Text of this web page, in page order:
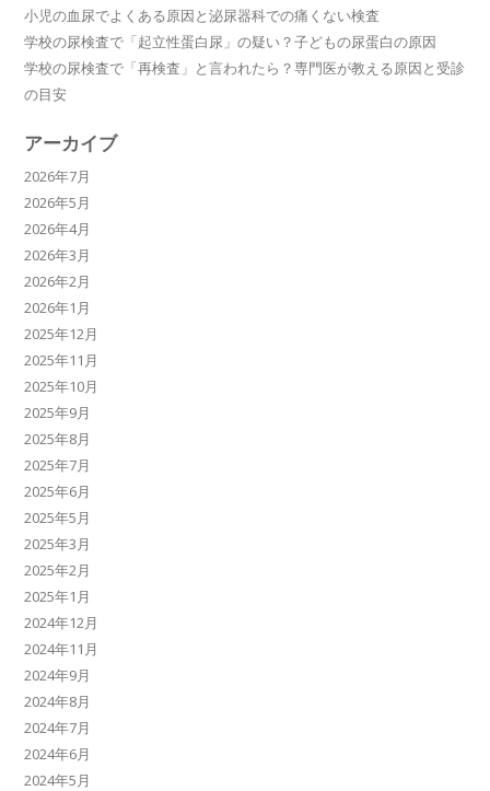
小児の血尿でよくある原因と泌尿器科での痛くない検査
学校の尿検査で「起立性蛋白尿」の疑い？子どもの尿蛋白の原因
学校の尿検査で「再検査」と言われたら？専門医が教える原因と受診
の目安
アーカイブ
2026年7月
2026年5月
2026年4月
2026年3月
2026年2月
2026年1月
2025年12月
2025年11月
2025年10月
2025年9月
2025年8月
2025年7月
2025年6月
2025年5月
2025年3月
2025年2月
2025年1月
2024年12月
2024年11月
2024年9月
2024年8月
2024年7月
2024年6月
2024年5月